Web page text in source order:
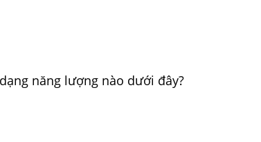
năng lượng nào dưới đây?